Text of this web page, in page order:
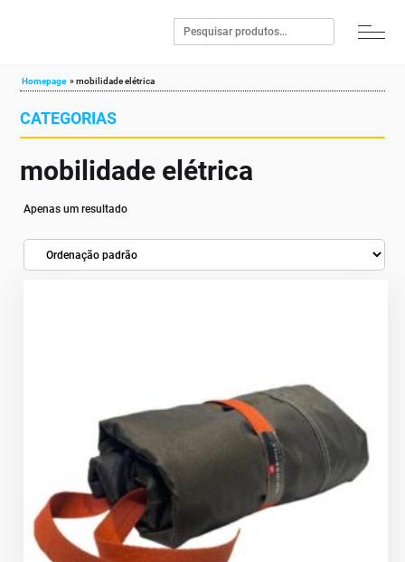
Homepage »mobilidade elétrica
CATEGORIAS
mobilidade elétrica
Apenas um resultado